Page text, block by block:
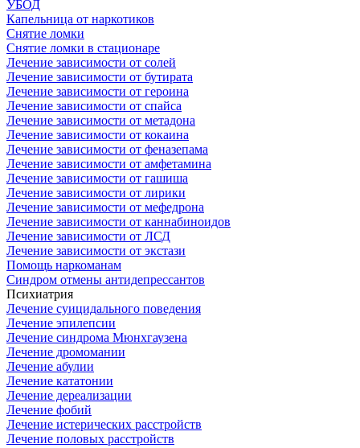
УБОД
Капельница от наркотиков
Снятие ломки
Снятие ломки в стационаре
Лечение зависимости от солей
Лечение зависимости от бутирата
Лечение зависимости от героина
Лечение зависимости от спайса
Лечение зависимости от метадона
Лечение зависимости от кокаина
Лечение зависимости от феназепама
Лечение зависимости от амфетамина
Лечение зависимости от гашиша
Лечение зависимости от лирики
Лечение зависимости от мефедрона
Лечение зависимости от каннабиноидов
Лечение зависимости от ЛСД
Лечение зависимости от экстази
Помощь наркоманам
Синдром отмены антидепрессантов
Психиатрия
Лечение суицидального поведения
Лечение эпилепсии
Лечение синдрома Мюнхгаузена
Лечение дромомании
Лечение абулии
Лечение кататонии
Лечение дереализации
Лечение фобий
Лечение истерических расстройств
Лечение половых расстройств